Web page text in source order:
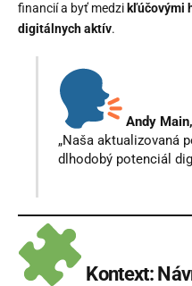
financií a byť medzi kľúčovými
digitálnych aktív.
Andy
„Naša aktualizovaná
dlhodobý potenciál
Kontext: